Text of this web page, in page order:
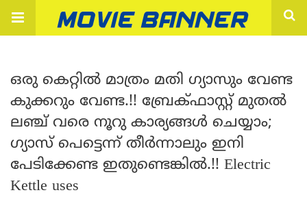
ഒരു കെറ്റിൽ മാത്രം മതി ഗ്യാസും വേണ്ട
കുക്കറും വേണ്ട.!! ബ്രേക്ഫാസ്റ്റ് മുതൽ
ലഞ്ച് വരെ നൂറു കാര്യങ്ങൾ ചെയ്യാം;
ഗ്യാസ് പെട്ടെന്ന് തീർന്നാലും ഇനി
പേടിക്കേണ്ട ഇതുണ്ടെങ്കിൽ.!! Electric
Kettle uses